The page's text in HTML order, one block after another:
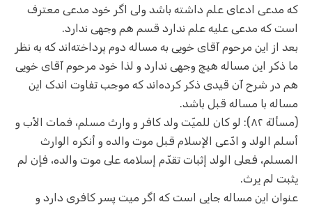
که مدعی ادعای علم داشته باشد ولی اگر خود مدعی معترف
است که مدعی علیه علم ندارد قسم هم وجهی ندارد.
بعد از این مرحوم آقای خویی به مساله دوم پرداخته‌اند که به نظر
ما ذکر این مساله هیچ وجهی ندارد و لذا خود مرحوم آقای خویی
هم در شرح آن قیدی ذکر کرده‌اند که موجب تفاوت اندک این
مساله با مساله قبل باشد.
(مسألة ۸۲): لو كان للميّت ولد كافر و وارث مسلم، فمات الأب و
أسلم الولد و ادّعى الإسلام قبل موت والده و أنكره الوارث
المسلم، فعلى الولد إثبات تقدّم إسلامه على موت والده، فإن لم
يثبت لم يرث.
عنوان این مساله جایی است که اگر میت پسر کافری دارد و